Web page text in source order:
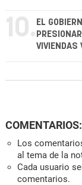
10. EL
VIVIENDAS
COMENTARIOS:
Los
al tema de la
Cada usuario
comentarios.